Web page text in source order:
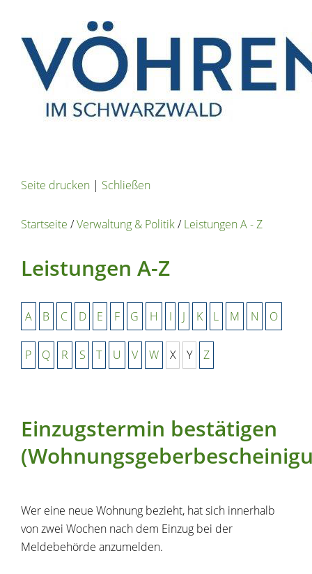
Seite drucken | Schließen
Startseite /Verwaltung & Politik/Leistungen A - Z
Leistungen A-Z
A B C D E F G H I J K L M N O
P Q R S T U V W X Y Z
Einzugstermin bestätigen
Wer eine neue Wohnung bezieht, hat sich innerhalb
von zwei Wochen nach dem Einzug bei der
Meldebehörde anzumelden.